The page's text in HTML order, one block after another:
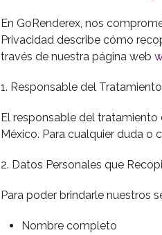
En GoRenderex, nos
Privacidad describe cómo
través de nuestra página web
1. Responsable del
El responsable del tratamiento
México. Para cualquier duda
2. Datos Personales que
Para poder brindarle nuestros
Nombre completo